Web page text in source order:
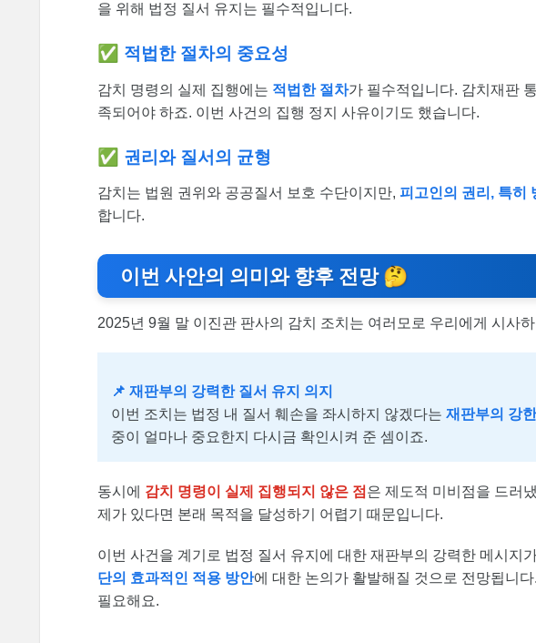
을 위해 법정 질서 유지는 필수적입니다.
✅ 적법한 절차의 중요성
감치 명령의 실제 집행에는 적법한 절차가 필수적입니다. 감치재판
족되어야 하죠. 이번 사건의 집행 정지 사유이기도 했습니다.
✅ 권리와 질서의 균형
감치는 법원 권위와 공공질서 보호 수단이지만, 피고인의 권리, 특히
합니다.
이번 사안의 의미와 향후 전망 🤔
2025년 9월 말 이진관 판사의 감치 조치는 여러모로 우리에게 시사
📌 재판부의 강력한 질서 유지 의지
이번 조치는 법정 내 질서 훼손을 좌시하지 않겠다는 재판부의 강
중이 얼마나 중요한지 다시금 확인시켜 준 셈이죠.
동시에 감치 명령이 실제 집행되지 않은 점 은 제도적 미비점을 드러
제가 있다면 본래 목적을 달성하기 어렵기 때문입니다.
이번 사건을 계기로 법정 질서 유지에 대한 재판부의 강력한 메시지
단의 효과적인 적용 방안에 대한 논의가 활발해질 것으로 전망됩니
필요해요.